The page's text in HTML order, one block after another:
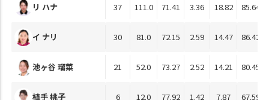
リ ハナ 37 111.0 71.41 3.36 18.82 85.64
イ ナリ 30 81.0 72.15 2.59 14.47 86.42
池ヶ谷 瑠菜 21 52.0 73.27 2.52 14.21 80.45
植手 桃子 6 12.0 77.92 1.42 7.87 67.59